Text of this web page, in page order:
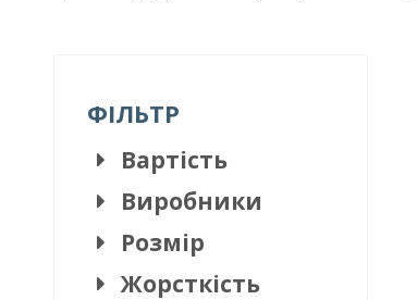
ФІЛЬТР
Вартість
Виробники
Розмір
Жорсткість